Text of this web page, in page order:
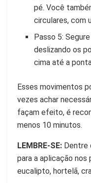
pé. Você
circulares, com
Passo 5:
deslizando os
cima até a
Esses movimentos
vezes achar
façam efeito, é
menos 10 minutos.
LEMBRE-SE: Dentre
para a aplicação nos
eucalipto, hortelã,